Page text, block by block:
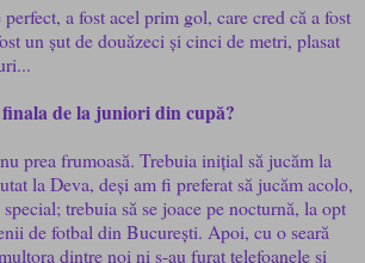
a fost acel prim gol, care cred că a fost
un șut de douăzeci și cinci de metri, plasat
finala de la juniori din cupă?
prea frumoasă. Trebuia inițial să jucăm la
la Deva, deși am fi preferat să jucăm acolo,
trebuia să se joace pe nocturnă, la opt
de fotbal din București. Apoi, cu o seară
dintre noi ni s-au furat telefoanele și